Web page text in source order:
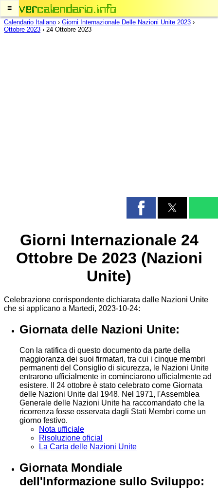
≡
Calendario Italiano › Giorni Internazionale Delle Nazioni Unite 2023 ›
Ottobre 2023 › 24 Ottobre 2023
Giorni Internazionale 24
Ottobre De 2023 (Nazioni
Unite)
Celebrazione corrispondente dichiarata dalle Nazioni Unite
che si applicano a Martedì, 2023-10-24:
Giornata delle Nazioni Unite:
Con la ratifica di questo documento da parte della
maggioranza dei suoi firmatari, tra cui i cinque membri
permanenti del Consiglio di sicurezza, le Nazioni Unite
entrarono ufficialmente in cominciarono ufficialmente ad
esistere. Il 24 ottobre è stato celebrato come Giornata
delle Nazioni Unite dal 1948. Nel 1971, l'Assemblea
Generale delle Nazioni Unite ha raccomandato che la
ricorrenza fosse osservata dagli Stati Membri come un
giorno festivo.
Nota ufficiale
Risoluzione oficial
La Carta delle Nazioni Unite
Giornata Mondiale
dell'Informazione sullo Sviluppo: